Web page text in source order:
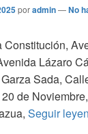
poradmin—No
Lázaro
Sada,
de
Seguir